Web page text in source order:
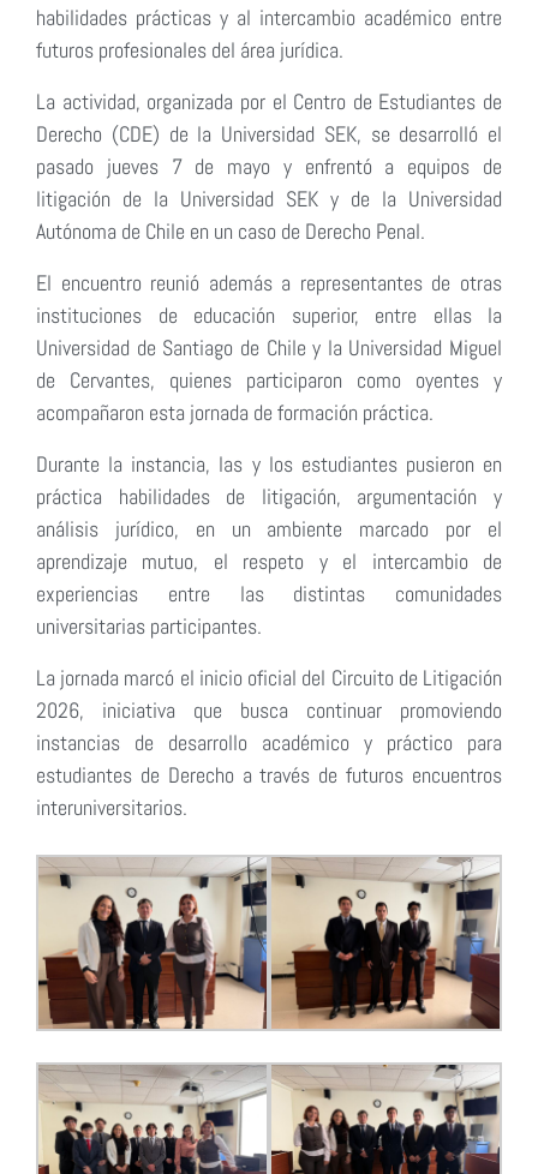
habilidades prácticas y al intercambio académico entre
futuros profesionales del área jurídica.
La actividad, organizada por el Centro de Estudiantes de
Derecho (CDE) de la Universidad SEK, se desarrolló el
pasado jueves 7 de mayo y enfrentó a equipos de
litigación de la Universidad SEK y de la Universidad
Autónoma de Chile en un caso de Derecho Penal.
El encuentro reunió además a representantes de otras
instituciones de educación superior, entre ellas la
Universidad de Santiago de Chile y la Universidad Miguel
de Cervantes, quienes participaron como oyentes y
acompañaron esta jornada de formación práctica.
Durante la instancia, las y los estudiantes pusieron en
práctica habilidades de litigación, argumentación y
análisis jurídico, en un ambiente marcado por el
aprendizaje mutuo, el respeto y el intercambio de
experiencias entre las distintas comunidades
universitarias participantes.
La jornada marcó el inicio oficial del Circuito de Litigación
2026, iniciativa que busca continuar promoviendo
instancias de desarrollo académico y práctico para
estudiantes de Derecho a través de futuros encuentros
interuniversitarios.